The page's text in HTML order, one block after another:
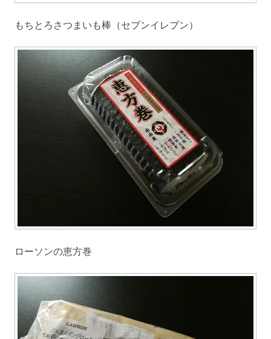
もちとろさつまいも棒（セブンイレブン）
ローソンの恵方巻